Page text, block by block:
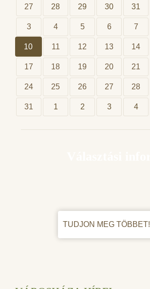
27 28 29 30 31
3 4 5 6 7
10 11 12 13 14
17 18 19 20 21
24 25 26 27 28
31 1 2 3 4
TUDJON MEG TÖBBET!